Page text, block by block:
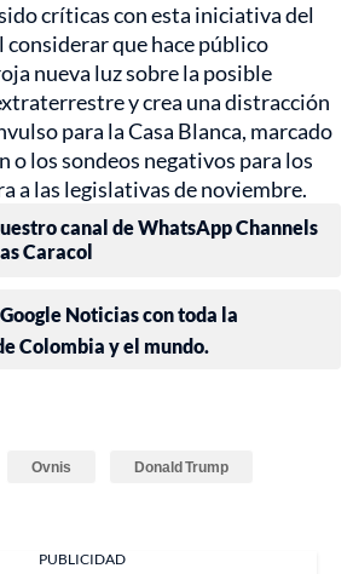
críticas con esta iniciativa del
que hace público
nueva luz sobre la posible
y crea una distracción
para la Casa Blanca, marcado
o los sondeos negativos para los
a las legislativas de noviembre.
canal de WhatsApp Channels
Caracol
Noticias con toda la
Colombia y el mundo.
Ovnis Donald Trump
PUBLICIDAD